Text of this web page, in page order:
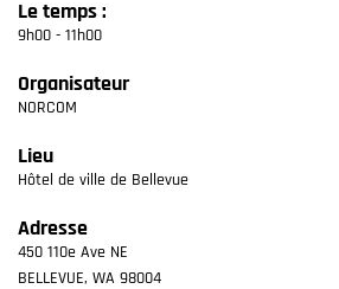
Le temps :
9h00 - 11h00
Organisateur
NORCOM
Lieu
Hôtel de ville de Bellevue
Adresse
450 110e Ave NE
BELLEVUE, WA 98004